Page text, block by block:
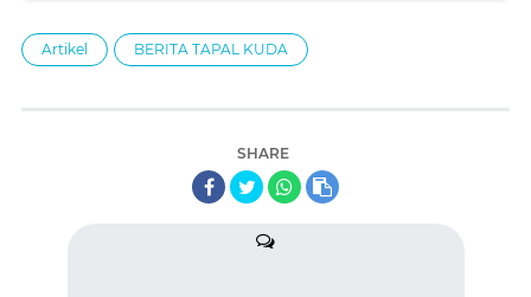
Artikel BERITA TAPAL KUDA
SHARE